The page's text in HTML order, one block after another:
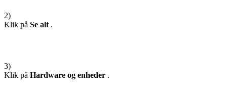
2)
Klik på Se alt .
3)
Klik på Hardware og enheder .